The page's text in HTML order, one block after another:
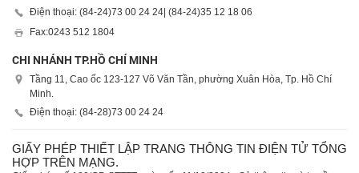
Điện thoại: (84-24)73 00 24 24| (84-24)35 12 18 06
Fax:0243 512 1804
CHI NHÁNH TP.HỒ CHÍ MINH
Tầng 11, Cao ốc 123-127 Võ Văn Tần, phường Xuân Hòa, Tp. Hồ Chí
Minh.
Điện thoại: (84-28)73 00 24 24
GIẤY PHÉP THIẾT LẬP TRANG THÔNG TIN ĐIỆN TỬ TỔNG
HỢP TRÊN MẠNG.